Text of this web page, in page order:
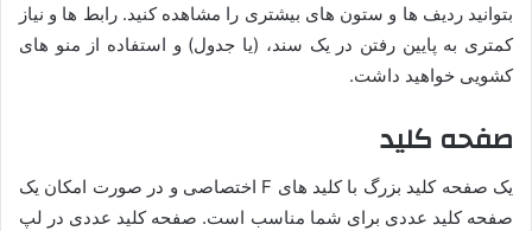
بتوانید ردیف ها و ستون های بیشتری را مشاهده کنید. رابط ها و نیاز
کمتری به پایین رفتن در یک سند، (یا جدول) و استفاده از منو های
کشویی خواهید داشت.
صفحه کلید
یک صفحه کلید بزرگ با کلید های F اختصاصی و در صورت امکان یک
صفحه کلید عددی برای شما مناسب است. صفحه کلید عددی در لپ